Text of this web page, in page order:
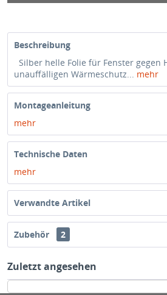
Beschreibung
Silber helle Folie für Fenster
unauffälligen Wärmeschutz... mehr
Montageanleitung
mehr
Technische Daten
mehr
Verwandte Artikel
Zubehör 2
Zuletzt angesehen